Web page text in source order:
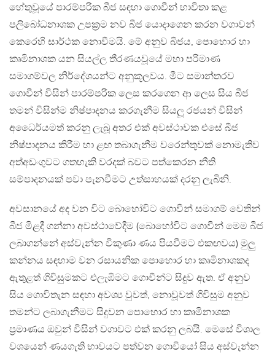
හේතුවූයේ පාරම්පරික බීජ සඳහා ගොවීන් භාවිතා කළ
පලිබෝධනාශක උපක්‍රම නව බීජ යොදාගෙන කරන වගාවන්
කෙරෙහි සාර්ථක නොවීමයි. මේ අනුව බීජය, පොහොර හා
කෘමිනාශක යන සියල්ල තීරණයවූයේ මහා පරිමාණ
සමාගම්වල නිර්දේශයන්ට අනුකූලවය. මීට සමාන්තරව
ගොවීන් විසින් පාරම්පරික ලෙස කරගෙන ආ ලෙස සිය බීජ
තමන් විසින්ම නිෂ්පාදනය කරගැනීම සියලූ‍ රජයන් විසින්
අධෛර්යමත් කරනු ලැබූ අතර එක් අවස්ථාවක එසේ බීජ
නිෂ්පාදනය කිරීම හා ළඟ තබාගැනීම වරෙන්තුවක් නොමැතිව
අත්අඩංගුවට ගතහැකි වරදක් බවට පත්කෙරන නීති
සම්පාදනයක් පවා පැනවීමට උත්සාහයක් දරනු ලැබිනි.
අවසානයේ අද වන විට බොහෝවිට ගොවීන් සමාගම් වෙතින්
බීජ මිළදී ගන්නා අවස්ථාවේදීම (බොහෝවිට ගොවීන් මෙම බීජ
ලබාගන්නේ අස්වැන්න විකුණා ණය පියවීමට එකඟවය) මුලු
කන්නය සඳහාම වන රසායනික පොහොර හා කෘමිනාශකද
ඇතුළත් ගිවිසුමකට එලැඹීමට ගොවීන්ට සිදුව ඇත. ඒ අනුව
සිය ගොවිතැන සඳහා අවශ්‍ය වුවත්, නොවූවත් ගිවිසුම අනුව
තමන්ට ලබාගැනීමට සිදුවන පොහොර හා කෘමිනාශක
ප්‍රමාණය ඔවුන් විසින් වගාවට එක් කරනු ලබයි. මෙසේ විශාල
වශයෙන් ණයගැති භාවයට පත්වන ගොවියෝ සිය අස්වැන්න